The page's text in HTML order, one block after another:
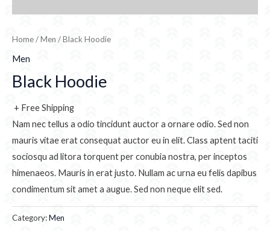
Home/Men / Black Hoodie
Men
Black Hoodie
+ Free Shipping
Nam nec tellus a odio tincidunt auctor a ornare odio. Sed non
mauris vitae erat consequat auctor eu in elit. Class aptent taciti
sociosqu ad litora torquent per conubia nostra, per inceptos
himenaeos. Mauris in erat justo. Nullam ac urna eu felis dapibus
condimentum sit amet a augue. Sed non neque elit sed.
Category:Men